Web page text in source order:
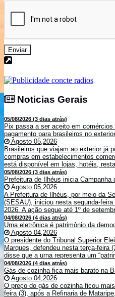
Enviar
Noticias Gerais
05/08/2026 (3 dias atrás)
Pix passa a ser aceito em
pagamento para brasileiros no exterior
Agosto 05,2026
Brasileiros que viajam ao exterior já
compras em estabelecimentos
está disponível em lojas, hotéis,
05/08/2026 (3 dias atrás)
Prefeitura de Ilhéus inicia Campanha
Agosto 05,2026
A Prefeitura de Ilhéus, por meio da
(SESAU), iniciou nesta segunda-
2026. A ação segue até 1º de
04/08/2026 (4 dias atrás)
Urna eletrônica é patrimônio da
Agosto 04,2026
O presidente do Tribunal Superior
Marques, defendeu nesta terça-feira
disse que a urna representa um
04/08/2026 (4 dias atrás)
Gás de cozinha fica mais barato na
Agosto 04,2026
O preço do gás de cozinha ficou
feira (3), após a Refinaria de